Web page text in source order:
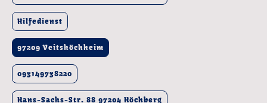
Hilfedienst
97209 Veitshöchheim
093149738220
Hans-Sachs-Str. 88 97204 Höchberg